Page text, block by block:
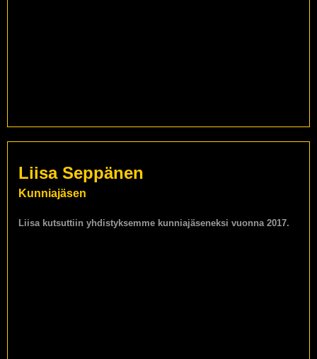
Liisa Seppänen
Kunniajäsen
Liisa kutsuttiin yhdistyksemme kunniajäseneksi vuonna 2017.